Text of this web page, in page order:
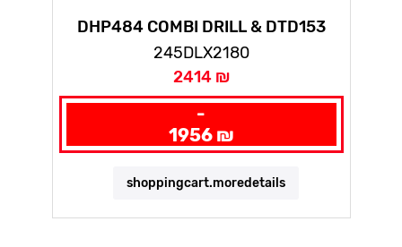
DHP484 COMBI DRILL & DTD153
IMPACT DRIVER INC 2X 5.0AH BATT
245DLX2180
2414 ₪
-
1956 ₪
shoppingcart.moredetails